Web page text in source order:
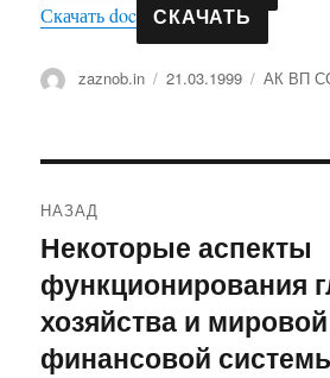
Скачать doc СКАЧАТЬ
Автор
zaznob.in Опубликовано
21.03.1999 Рубрики
АК ВП
по
записям
НАЗАД
Предыдущая
запись:
Некоторые аспекты
функционирования
хозяйства и
финансовой